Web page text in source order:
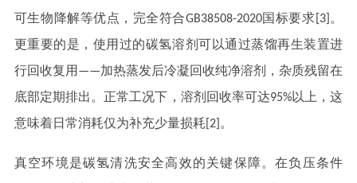
可生物降解等优点，完全符合GB38508-2020国标要求[3]。
更重要的是，使用过的碳氢溶剂可以通过蒸馏再生装置进
行回收复用——加热蒸发后冷凝回收纯净溶剂，杂质残留在
底部定期排出。正常工况下，溶剂回收率可达95%以上，这
意味着日常消耗仅为补充少量损耗[2]。
真空环境是碳氢清洗安全高效的关键保障。在负压条件